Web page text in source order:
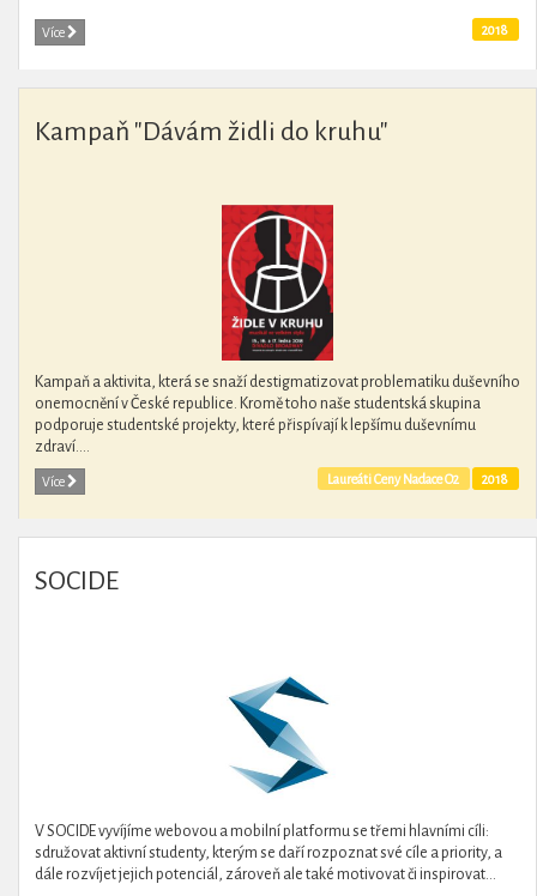
Více 2018
Kampaň "Dávám židli do kruhu"
Kampaň a aktivita, která se snaží destigmatizovat problematiku duševního
onemocnění v České republice. Kromě toho naše studentská skupina
podporuje studentské projekty, které přispívají k lepšímu duševnímu
zdraví....
Více 2018
Laureáti Ceny Nadace O2
SOCIDE
V SOCIDE vyvíjíme webovou a mobilní platformu se třemi hlavními cíli:
sdružovat aktivní studenty, kterým se daří rozpoznat své cíle a priority, a
dále rozvíjet jejich potenciál, zároveň ale také motivovat či inspirovat...